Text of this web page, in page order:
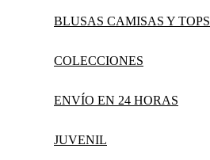
BLUSAS CAMISAS Y TOPS
COLECCIONES
ENVÍO EN 24 HORAS
JUVENIL